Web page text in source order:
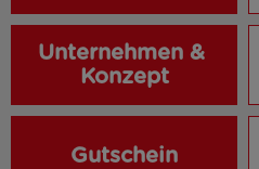
Unternehmen &
Konzept
Gutschein